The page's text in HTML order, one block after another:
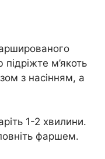
м’якоть
з насінням, а
1-2 хвилини.
фаршем.